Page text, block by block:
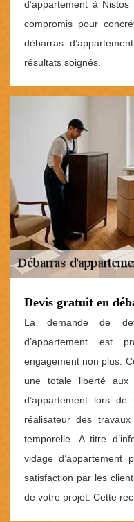
d’appartement à
compromis pour
débarras
résultats soignés.
Devis gratuit en
La demande de
d’appartement est
engagement non plus.
une totale liberté
d’appartement lors
réalisateur des
temporelle. A titre
vidage
satisfaction par les
de votre projet. Cette